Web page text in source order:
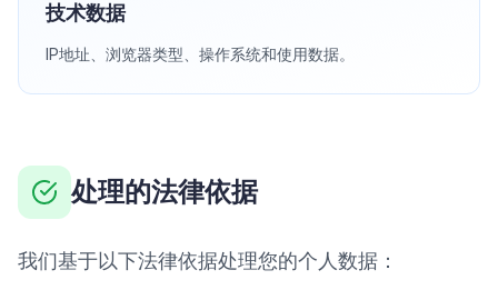
技术数据
IP地址、浏览器类型、操作系统和使用数据。
处理的法律依据
我们基于以下法律依据处理您的个人数据：